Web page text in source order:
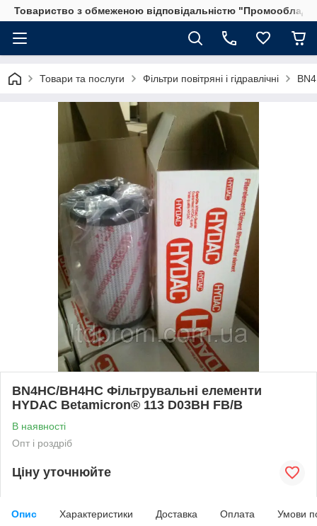
Товариство з обмеженою відповідальністю
Товари та послуги Фільтри повітряні і гідравлічні
BN4HC/BH4HC Фільтрувальні елементи
HYDAC Betamicron® 113 D03BH FB/B
В наявності
Опт і роздріб
Ціну уточнюйте
Опис Характеристики Доставка Оплата Умови